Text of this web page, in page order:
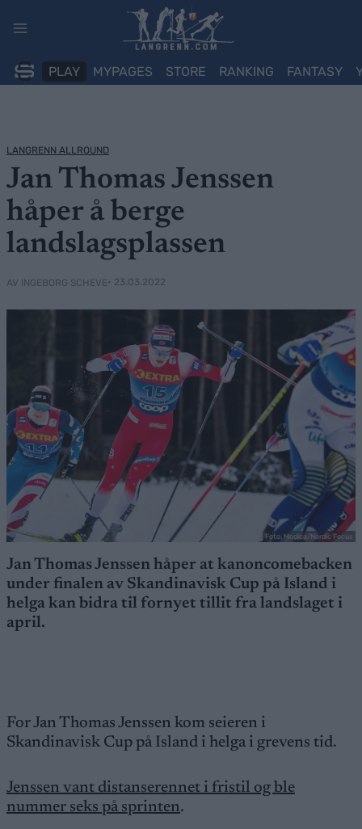
PLAY MYPAGES STORE RANKING FANTASY
LANGRENN ALLROUND
Jan Thomas Jenssen
håper å berge
landslagsplassen
AV INGEBORG SCHEVE• 23.03.2022
Foto: Modica/Nordic Focus
Jan Thomas Jenssen håper at kanoncomebacken
under finalen av Skandinavisk Cup på Island i
helga kan bidra til fornyet tillit fra landslaget i
april.
For Jan Thomas Jenssen kom seieren i
Skandinavisk Cup på Island i helga i grevens tid.
Jenssen vant distanserennet i fristil og ble
nummer seks på sprinten.